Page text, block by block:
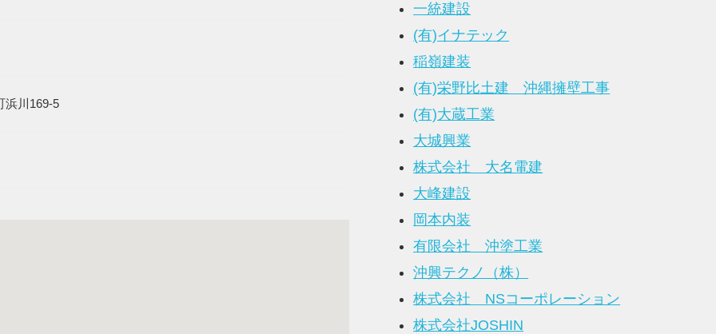
浜川169-5
一統建設
(有)イナテック
稲嶺建装
(有)栄野比土建 沖縄擁壁工事
(有)大蔵工業
大城興業
株式会社 大名電建
大峰建設
岡本内装
有限会社 沖塗工業
沖興テクノ（株）
株式会社 NSコーポレーション
株式会社JOSHIN